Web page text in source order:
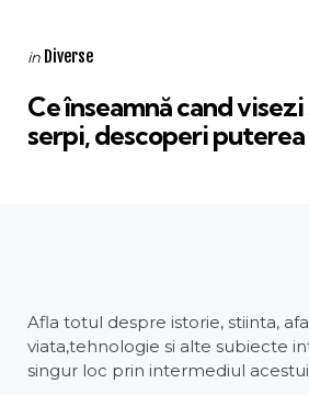
Categories
Posted
in Diverse
Ce înseamnă cand
serpi, descoperi
Afla totul despre istorie, stiinta,
viata,tehnologie si alte subiecte
singur loc prin intermediul